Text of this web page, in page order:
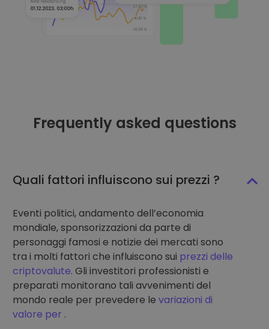
Frequently asked questions
Quali fattori influiscono sui prezzi ?
Eventi politici, andamento dell’economia
mondiale, sponsorizzazioni da parte di
personaggi famosi e notizie dei mercati sono
tra i molti fattori che influiscono sui prezzi delle
criptovalute. Gli investitori professionisti e
preparati monitorano tali avvenimenti del
mondo reale per prevedere le variazioni di
valore per .